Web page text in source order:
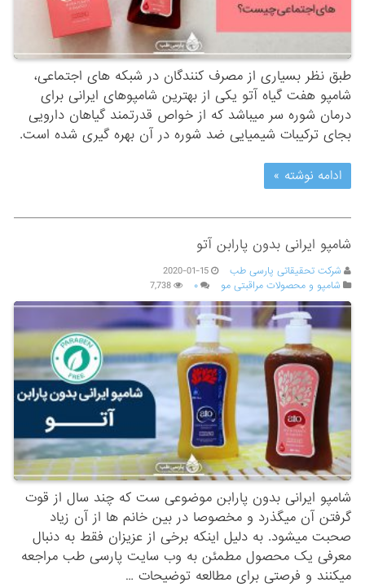
طبق نظر بسیاری از مصرف کنندگان در شبکه های اجتماعی،
شامپو هفت گیاه آتو یکی از بهترین شامپوهای ایرانی برای
درمان شوره سر میباشد که از خواص قدرتمند گیاهان دارویی
بجای ترکیبات شیمیایی ضد شوره در آن بهره گیری شده است.
ادامه نوشته »
شامپو ایرانی بدون پارابن آتو
شرکت تحقیقاتی پارسی طب
2020-01-15
شامپو و محصولات مراقبتی مو
۰ 7,738
شامپو ایرانی بدون پارابن موضوعی ست که چند سال از قوت
گرفتن آن میگذرد و مخصوصا در بین خانم ها از آن زیاد
صحبت میشود. به دلیل اینکه برخی از عزیزان فقط به دنبال
معرفی یک محصول مطمئن به وب سایت پارسی طب مراجعه
میکنند و فرصتی برای مطالعه توضیحات …